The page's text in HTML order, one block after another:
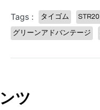
Tags : タイゴム STR20
グリーンアドバンテージ
ツ